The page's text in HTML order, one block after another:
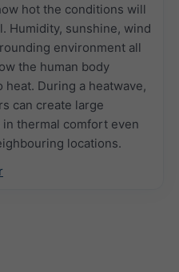
hot the conditions will
Humidity, sunshine, wind
environment all
the human body
heat. During a heatwave,
can create large
thermal comfort even
locations.